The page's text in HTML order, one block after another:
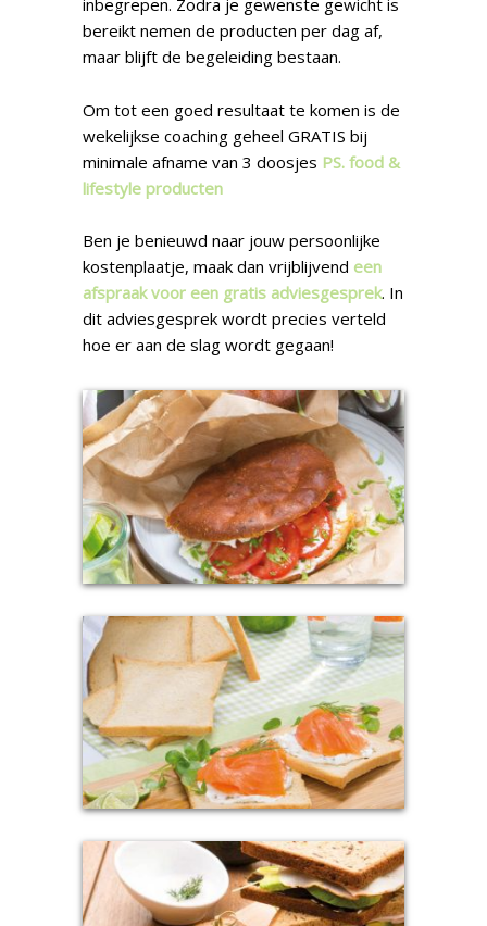
inbegrepen. Zodra je gewenste gewicht is
bereikt nemen de producten per dag af,
maar blijft de begeleiding bestaan.
Om tot een goed resultaat te komen is de
wekelijkse coaching geheel GRATIS bij
minimale afname van 3 doosjes PS. food &
lifestyle producten
Ben je benieuwd naar jouw persoonlijke
kostenplaatje, maak dan vrijblijvend een
afspraak voor een gratis adviesgesprek. In
dit adviesgesprek wordt precies verteld
hoe er aan de slag wordt gegaan!